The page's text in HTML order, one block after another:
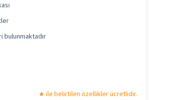
bulunmaktadır
ile belirtilen özellikler ücretlidir.